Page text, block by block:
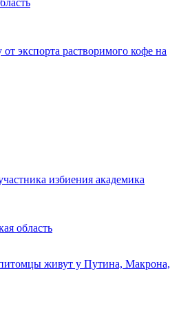
экспорта растворимого кофе на
избиения академика
область
живут у Путина, Макрона,